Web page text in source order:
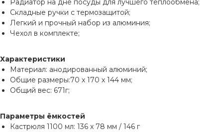
Радиатор на дне посуды для лучшего теплообмена;
Складные ручки с термозащитой;
Легкий и прочный набор из алюминия;
Чехол в комплекте;
Характеристики
Материал: анодированный алюминий;
Общие размеры:70 x 170 х 144 мм;
Общий вес: 671г;
Параметры ёмкостей
Кастрюля 1100 мл: 136 x 78 мм / 146 г